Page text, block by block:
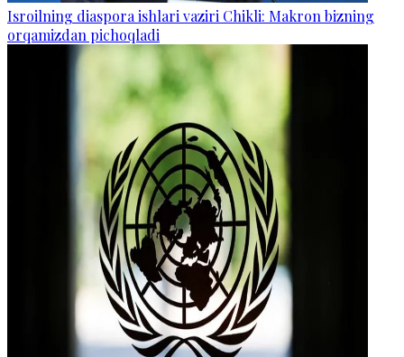
Isroilning diaspora ishlari vaziri Chikli: Makron bizning
orqamizdan pichoqladi